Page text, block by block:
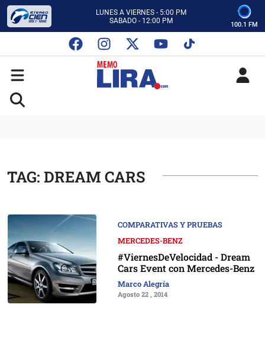
LUNES A VIERNES - 5:00 PM
SABADO - 12:00 PM
CON MEMO LIRA Y SU EQUIPO
LUNES A VIERNES - 5:00 PM
SABADO - 12:00 PM
100.1 FM
TAG: DREAM CARS
COMPARATIVAS Y PRUEBAS
MERCEDES-BENZ
#ViernesDeVelocidad - Dream
Cars Event con Mercedes-Benz
Marco Alegría
Agosto 22 , 2014